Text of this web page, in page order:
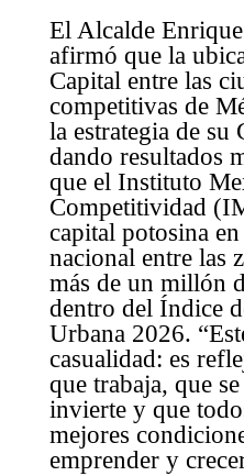
El Alcalde
afirmó que la
Capital entre las
competitivas de
la estrategia de su
dando resultados
que el Instituto
Competitividad
capital potosina
nacional entre las
más de un millón
dentro del Índice
Urbana 2026.
casualidad: es
que trabaja, que
invierte y que
mejores
emprender y